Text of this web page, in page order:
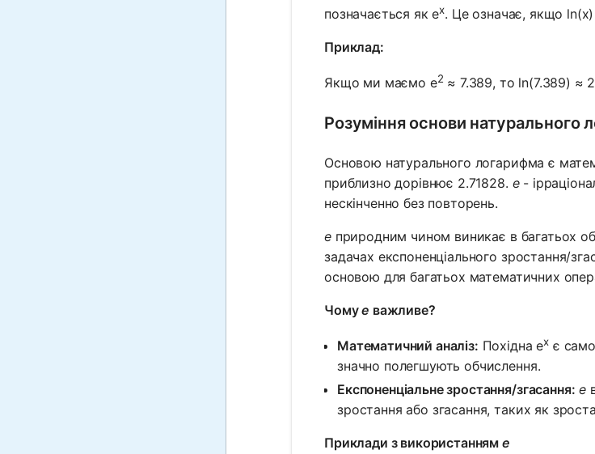
позначається як ex. Це означає, якщо
Приклад:
Якщо ми маємо e2≈ 7.389, то ln(7.389) ≈
Розуміння основи натурального
Основою натурального логарифма є
приблизно дорівнює 2.71828. e-
нескінченно без повторень.
eприродним чином виникає в багатьох
задачах експоненціального зростання/
основою для багатьох математичних
Чомуe важливе?
Математичний аналіз: Похідна ex є
значно полегшують обчислення.
Експоненціальне зростання/згасання: e
зростання або згасання, таких як
Приклади з використанням e